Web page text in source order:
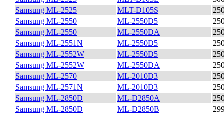
Samsung ML-2525
MLT-D105S
Samsung ML-2550
ML-2550D5
Samsung ML-2550
ML-2550DA
Samsung ML-2551N
ML-2550D5
Samsung ML-2552W
ML-2550D5
Samsung ML-2552W
ML-2550DA
Samsung ML-2570
ML-2010D3
Samsung ML-2571N
ML-2010D3
Samsung ML-2850D
ML-D2850A
Samsung ML-2850D
ML-D2850B